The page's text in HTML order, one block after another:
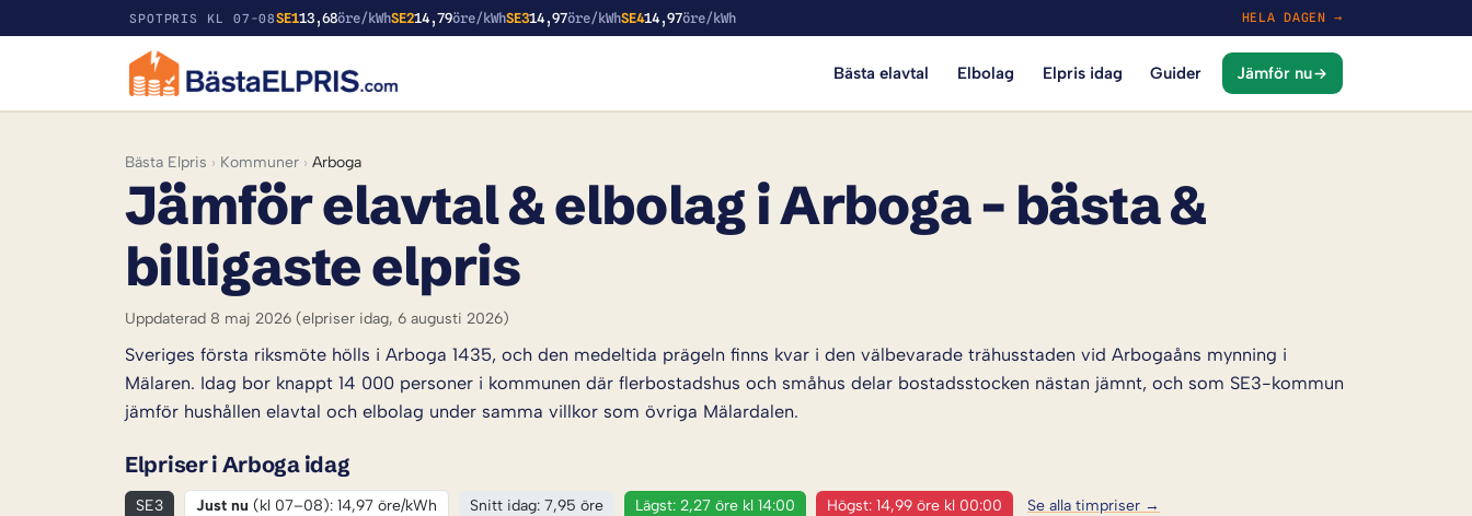
SPOTPRIS KL 07-08SE113,68öre/kWhSE214,79öre/kWhSE314,97öre/kWhSE414,97öre/kWh HELA DAGEN →
Bästa elavtal Elbolag Elpris idag Guider Jämför nu
Bästa Elpris › Kommuner › Arboga
Jämför elavtal & elbolag i Arboga – bästa &
billigaste elpris
Uppdaterad 8 maj 2026 (elpriser idag, 6 augusti 2026)
Sveriges första riksmöte hölls i Arboga 1435, och den medeltida prägeln finns kvar i den välbevarade trähusstaden vid Arbogaåns mynning i
Mälaren. Idag bor knappt 14 000 personer i kommunen där flerbostadshus och småhus delar bostadsstocken nästan jämnt, och som SE3-kommun
jämför hushållen elavtal och elbolag under samma villkor som övriga Mälardalen.
Elpriser i Arboga idag
SE3 Just nu (kl 07–08): 14,97 öre/kWh Snitt idag: 7,95 öre Lägst: 2,27 öre kl 14:00 Högst: 14,99 öre kl 00:00 Se alla timpriser →